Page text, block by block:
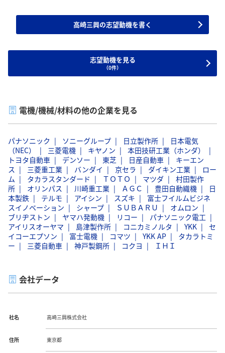
高崎三興の志望動機を書く
志望動機を見る
（0件）
電機/機械/材料の他の企業を見る
パナソニック ソニーグループ 日立製作所
日本電気
（NEC）
三菱電機 キヤノン
本田技研工業（ホンダ）
トヨタ自動車
デンソー 東芝 日産自動車
キーエン
ス
三菱重工業 バンダイ 京セラ ダイキン工業
ロー
ム
タカラスタンダード ＴＯＴＯ マツダ
村田製作
所
オリンパス 川崎重工業 ＡＧＣ 豊田自動織機
日
本製鉄
テルモ アイシン スズキ
富士フイルムビジネ
スイノベーション
シャープ ＳＵＢＡＲＵ
オムロン
ブリヂストン
ヤマハ発動機 リコー
パナソニック電工
アイリスオーヤマ
島津製作所 コニカミノルタ YKK
セ
イコーエプソン
富士電機 コマツ YKK AP
タカラトミ
ー
三菱自動車 神戸製鋼所 コクヨ ＩＨＩ
会社データ
社名 高崎三興株式会社
住所 東京都